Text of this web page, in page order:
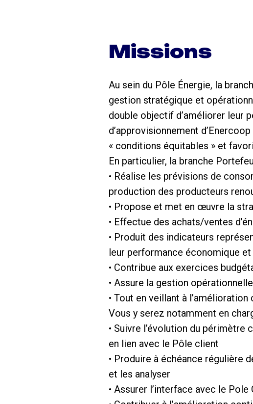
Missions
Au sein du Pôle Énergie, la
gestion stratégique et
double objectif d’améliorer leur
d’approvisionnement
« conditions équitables » et
En particulier, la branche
• Réalise les prévisions de
production des producteurs
• Propose et met en œuvre la
• Effectue des achats/ventes
• Produit des indicateurs
leur performance économique
• Contribue aux exercices
• Assure la gestion
• Tout en veillant à
Vous y serez notamment en
• Suivre l’évolution du
en lien avec le Pôle client
• Produire à échéance régulière
et les analyser
• Assurer l’interface avec le